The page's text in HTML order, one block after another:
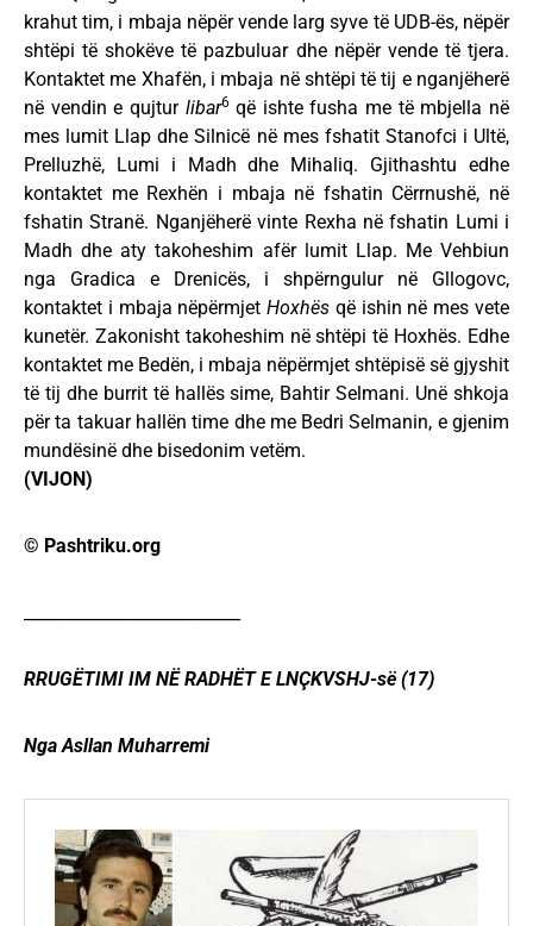
krahut tim, i mbaja nëpër vende larg syve të UDB-ës, nëpër
shtëpi të shokëve të pazbuluar dhe nëpër vende të tjera.
Kontaktet me Xhafën, i mbaja në shtëpi të tij e nganjëherë
në vendin e qujtur libar6që ishte fusha me të mbjella në
mes lumit Llap dhe Silnicë në mes fshatit Stanofci i Ultë,
Prelluzhë, Lumi i Madh dhe Mihaliq. Gjithashtu edhe
kontaktet me Rexhën i mbaja në fshatin Cërrnushë, në
fshatin Stranë. Nganjëherë vinte Rexha në fshatin Lumi i
Madh dhe aty takoheshim afër lumit Llap. Me Vehbiun
nga Gradica e Drenicës, i shpërngulur në Gllogovc,
kontaktet i mbaja nëpërmjetHoxhës që ishin në mes vete
kunetër. Zakonisht takoheshim në shtëpi të Hoxhës. Edhe
kontaktet me Bedën, i mbaja nëpërmjet shtëpisë së gjyshit
të tij dhe burrit të hallës sime, Bahtir Selmani. Unë shkoja
për ta takuar hallën time dhe me Bedri Selmanin, e gjenim
mundësinë dhe bisedonim vetëm.
(VIJON)
© Pashtriku.org
RRUGËTIMI IM NË RADHËT E LNÇKVSHJ-së (17)
Nga Asllan Muharremi